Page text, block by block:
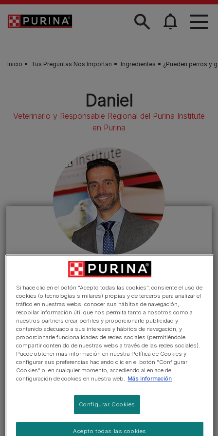
Skip to main content
Inicio Tus Preguntas Nos Importan Ingredientes ¿Pueden perros y
Daniel
Veterinario y Responsable Regional del Purina Institute
en Purina
INGREDIENTES
Sí, la comida para mascotas se
puede elaborar con y sin
cereales. Cuando se fabrica sin
cereales, se deben añadir
fuentes alternativas de
carbohidratos para que la dieta
sea completa y equilibrada.
Como las personas prefieren
distintas fuentes de nutrición,
Si hace clic en el botón “Acepto todas las cookies”, consiente el uso de
cookies (o tecnologías similares) propias y de terceros para analizar el
tráfico en nuestras webs, conocer sus hábitos de navegación,
recopilar información útil que nos permita tanto a nosotros como a
nuestros partners crear perfiles y proporcionarle publicidad y
contenido adecuado a sus intereses y hábitos de navegación, y
proporcionarle funcionalidades de redes sociales (permitiéndole
compartir contenido de nuestras webs a través de las redes sociales).
Puede obtener más información en nuestra Política de Cookies y
configurar sus preferencias haciendo clic en el botón “Configurar
Cookies” o, en cualquier momento, accediendo al enlace de
configuración de cookies en nuestra web.
Más información
Configurar Cookies
Acepto todas las cookies